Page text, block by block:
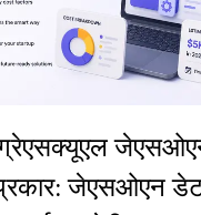
जेएसओएन